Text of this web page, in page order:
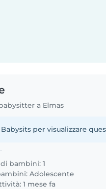
a Elmas
per visualizzare
bambini: 1
Adolescente
1 mese fa